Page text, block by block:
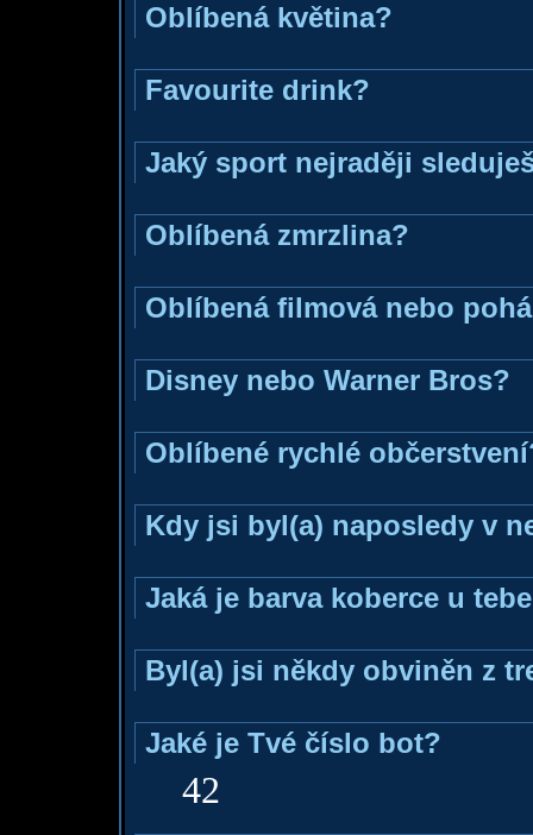
Oblíbená květina?
Favourite drink?
Jaký sport nejraději
Oblíbená zmrzlina?
Oblíbená filmová nebo
Disney nebo Warner Bros?
Oblíbené rychlé
Kdy jsi byl(a) naposledy v
Jaká je barva koberce u
Byl(a) jsi někdy obviněn z
Jaké je Tvé číslo bot?
42